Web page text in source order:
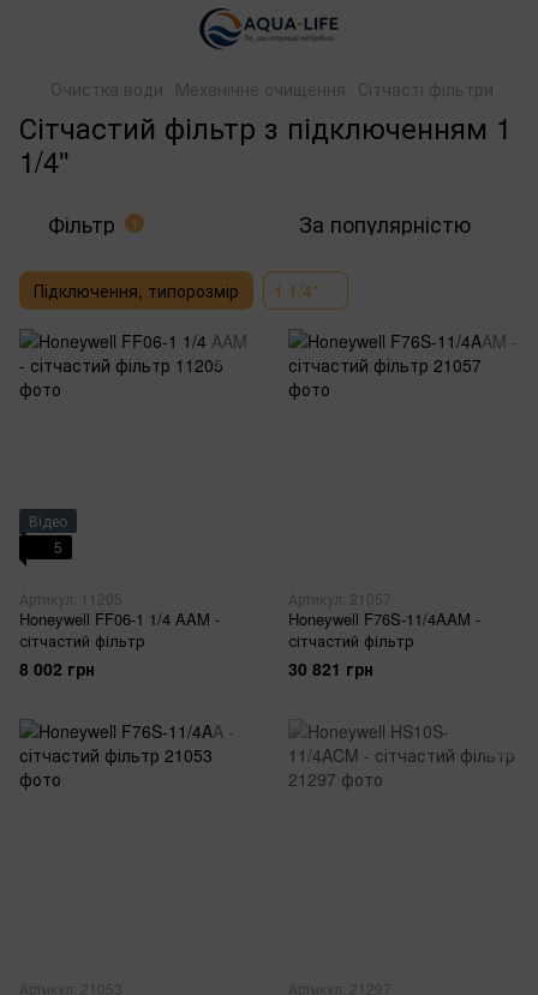
Очистка води Механічне очищення Сітчасті фільтри
Сітчастий фільтр з підключенням 1
1/4"
Фільтр 1 За популярністю
Підключення, типорозмір 1 1/4"
Відео
5
Артикул: 11205
Honeywell FF06-1 1/4 AAM -
сітчастий фільтр
8 002 грн
Артикул: 21057
Honeywell F76S-11/4AAM -
сітчастий фільтр
30 821 грн
Артикул: 21053 Артикул: 21297